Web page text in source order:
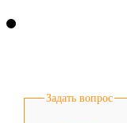
Задать вопрос